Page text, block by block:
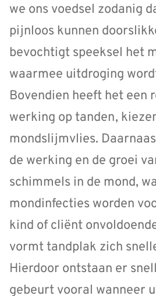
we ons voedsel zodanig
pijnloos kunnen
bevochtigt speeksel het
waarmee uitdroging
Bovendien heeft het een
werking op tanden,
mondslijmvlies.
de werking en de groei
schimmels in de mond,
mondinfecties worden
kind of cliënt
vormt tandplak zich
Hierdoor ontstaan er
gebeurt vooral wanneer